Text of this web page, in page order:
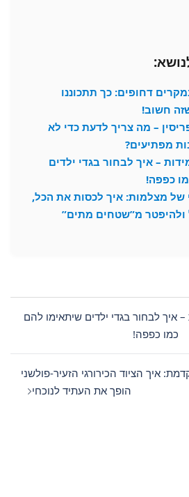
דחופים: כך תתכוננו
חשוב!
– מה צריך לדעת כדי לא
מפתיעים?
– איך לבחור בגדי ילדים
כפפה!
של מצלמות: איך לכסות את הכל,
ולהיפטר מ”שטחים מתים”
איך לבחור בגדי ילדים שיתאימו להם
כמו כפפה!
איך הציוד הכירורגי הזעיר-פולשני
הופך את העתיד לנוכחי